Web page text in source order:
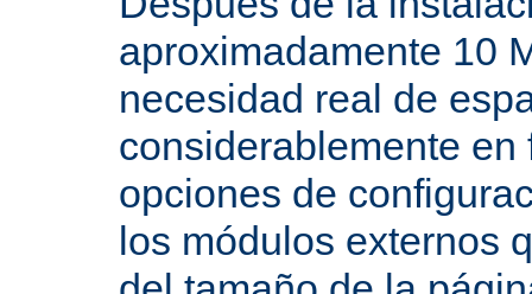
aproximadamente 10
necesidad real de
considerablemente en
opciones de
los módulos externos